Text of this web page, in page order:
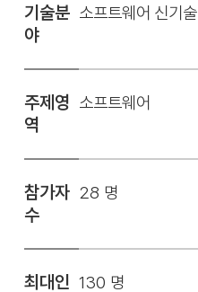
기술분
야
소프트웨어 신기술
주제영
역
소프트웨어
참가자
수
28 명
최대인 130 명